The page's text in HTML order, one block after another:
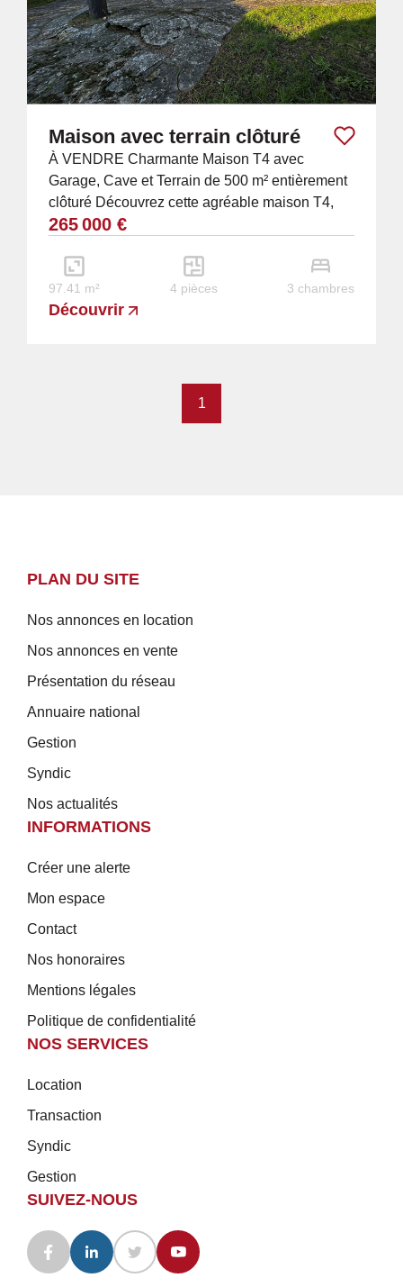
Maison avec terrain clôturé
À VENDRE Charmante Maison T4 avec
Garage, Cave et Terrain de 500 m² entièrement
clôturé Découvrez cette agréable maison T4,
idéalement située dans un quartier calme et
265 000 €
97.41 m² 4 pièces 3 chambres
Découvrir
1
PLAN DU SITE
Nos annonces en location
Nos annonces en vente
Présentation du réseau
Annuaire national
Gestion
Syndic
Nos actualités
INFORMATIONS
Créer une alerte
Mon espace
Contact
Nos honoraires
Mentions légales
Politique de confidentialité
NOS SERVICES
Location
Transaction
Syndic
Gestion
SUIVEZ-NOUS